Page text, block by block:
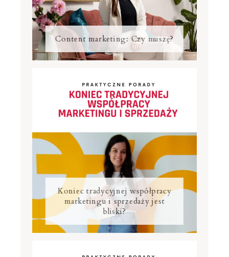
Content marketing: Czy muszę?
Koniec tradycyjnej współpracy
marketingu i sprzedaży jest
bliski?